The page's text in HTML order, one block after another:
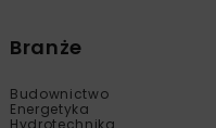
Branże
Budownictwo
Energetyka
Hydrotechnika